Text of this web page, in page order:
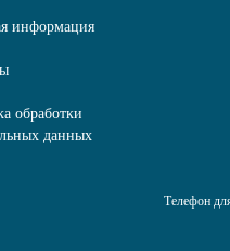
информация
обработки
данных
Телефон